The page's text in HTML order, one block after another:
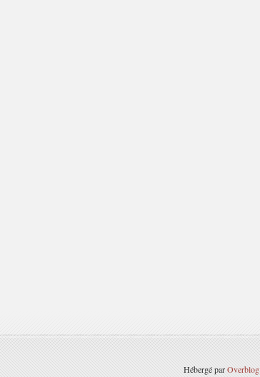
Hébergé parOverblog